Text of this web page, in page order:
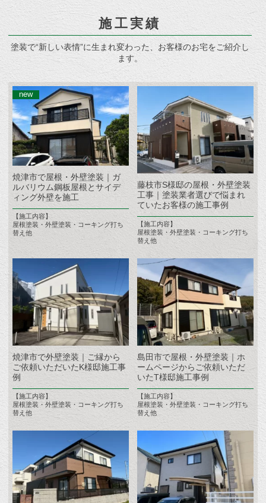
施工実績
塗装で“新しい表情”に生まれ変わった、お客様のお宅をご紹介し
ます。
焼津市で屋根・外壁塗装｜ガ
ルバリウム鋼板屋根とサイデ
ィング外壁を施工
【施工内容】
屋根塗装・外壁塗装・コーキング打ち
替え他
藤枝市S様邸の屋根・外壁塗装
工事｜塗装業者選びで悩まれ
ていたお客様の施工事例
【施工内容】
屋根塗装・外壁塗装・コーキング打ち
替え他
焼津市で外壁塗装｜ご縁から
ご依頼いただいたK様邸施工事
例
【施工内容】
屋根塗装・外壁塗装・コーキング打ち
替え他
島田市で屋根・外壁塗装｜ホ
ームページからご依頼いただ
いたT様邸施工事例
【施工内容】
屋根塗装・外壁塗装・コーキング打ち
替え他